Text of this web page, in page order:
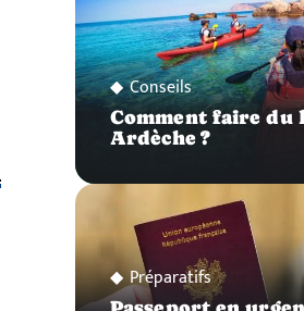
Conseils
Comment faire du
Ardèche ?
Préparatifs